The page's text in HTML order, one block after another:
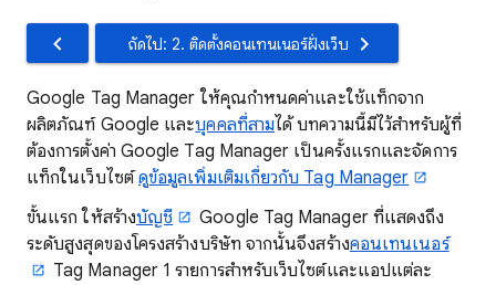
ถัดไป: 2. ติดตั้งคอนเทนเนอร์ฝั่งเว็บ
Google Tag Manager ให้คุณกําหนดค่าและใช้แท็กจาก
ผลิตภัณฑ์ Google และบุคคลที่สามได้ บทความนี้มีไว้สําหรับผู้ที่
ต้องการตั้งค่า Google Tag Manager เป็นครั้งแรกและจัดการ
แท็กในเว็บไซต์ดูข้อมูลเพิ่มเติมเกี่ยวกับ Tag Manager
ขั้นแรก ให้สร้างบัญชี
Google Tag Manager ที่แสดงถึง
ระดับสูงสุดของโครงสร้างบริษัท จากนั้นจึงสร้างคอนเทนเนอร์
Tag Manager 1 รายการสําหรับเว็บไซต์และแอปแต่ละ